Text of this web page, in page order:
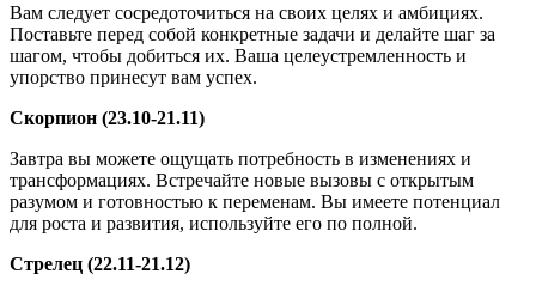
Вам следует сосредоточиться на своих целях и амбициях.
Поставьте перед собой конкретные задачи и делайте шаг за
шагом, чтобы добиться их. Ваша целеустремленность и
упорство принесут вам успех.
Скорпион (23.10-21.11)
Завтра вы можете ощущать потребность в изменениях и
трансформациях. Встречайте новые вызовы с открытым
разумом и готовностью к переменам. Вы имеете потенциал
для роста и развития, используйте его по полной.
Стрелец (22.11-21.12)